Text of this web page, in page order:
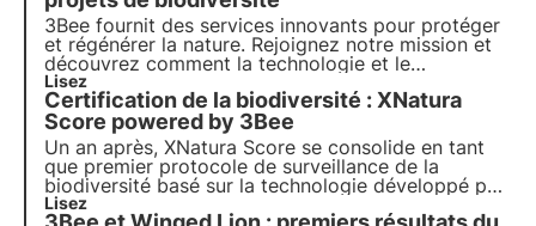
3Bee fournit des services innovants pour protéger
et régénérer la nature. Rejoignez notre mission et
découvrez comment la technologie et le
développement durable se rejoignent pour créer un
avenir plus vert pour les entreprises et la planète.
Lisez
Certification de la biodiversité : XNatura
Score powered by 3Bee
Un an après, XNatura Score se consolide en tant
que premier protocole de surveillance de la
biodiversité basé sur la technologie développé par
3Bee. XNatura Score offre un reporting conforme
Lisez